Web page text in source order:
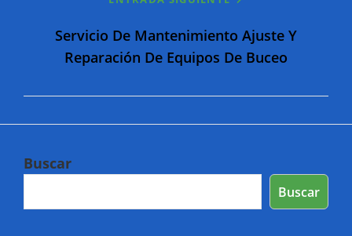
Servicio De Mantenimiento Ajuste Y
Reparación De Equipos De Buceo
Buscar
Buscar